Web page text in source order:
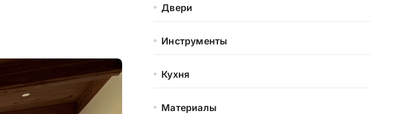
Двери
Инструменты
Кухня
Материалы